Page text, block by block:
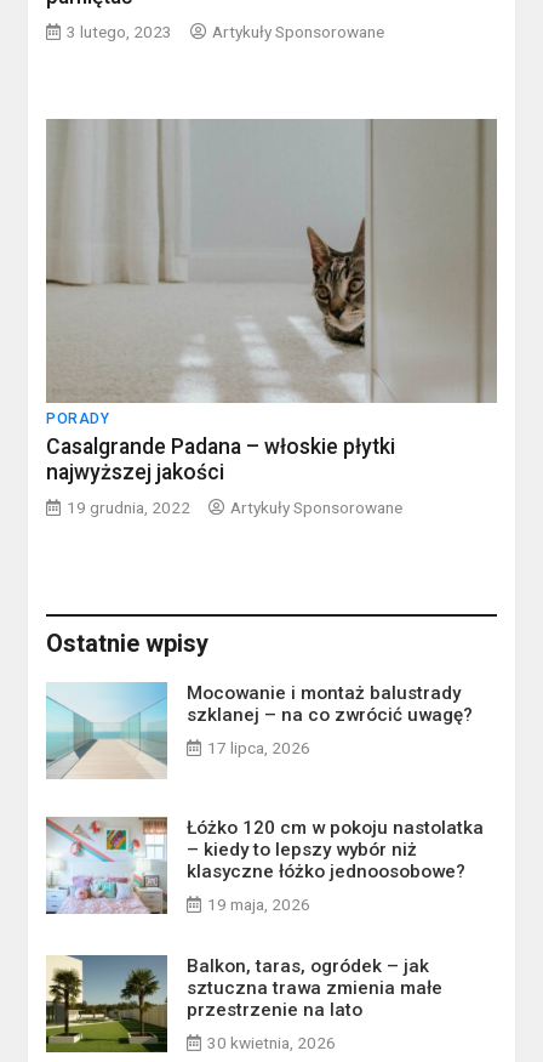
3 lutego, 2023 Artykuły Sponsorowane
PORADY
Casalgrande Padana – włoskie płytki
najwyższej jakości
19 grudnia, 2022 Artykuły Sponsorowane
Ostatnie wpisy
Mocowanie i montaż balustrady
szklanej – na co zwrócić uwagę?
17 lipca, 2026
Łóżko 120 cm w pokoju nastolatka
– kiedy to lepszy wybór niż
klasyczne łóżko jednoosobowe?
19 maja, 2026
Balkon, taras, ogródek – jak
sztuczna trawa zmienia małe
przestrzenie na lato
30 kwietnia, 2026